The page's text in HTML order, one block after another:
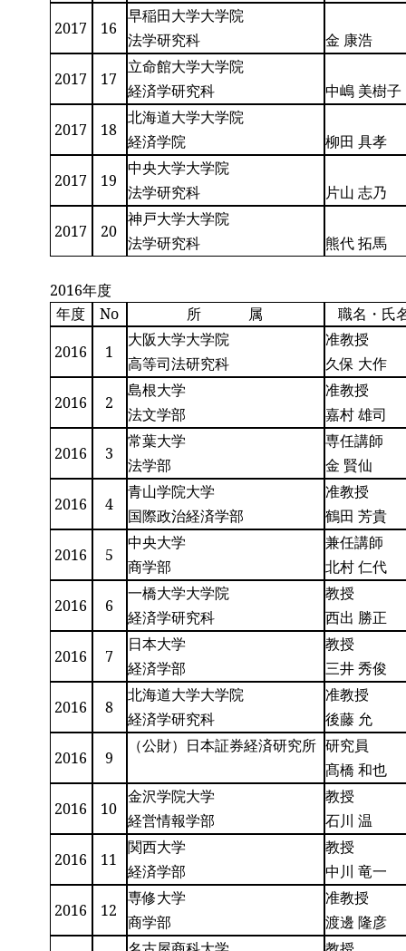
2017
16
早稲田大学大学院
法学研究科
金 康浩
2017
17
立命館大学大学院
経済学研究科
中嶋 美樹子
2017
18
北海道大学大学院
経済学院
柳田 具孝
2017
19
中央大学大学院
法学研究科
片山 志乃
2017
20
神戸大学大学院
法学研究科
熊代 拓馬
2016年度
年度
No 所 属
職名・氏
2016
1
大阪大学大学院
准教授
高等司法研究科
久保 大作
2016
2
島根大学
准教授
法文学部
嘉村 雄司
2016
3
常葉大学
専任講師
法学部
金 賢仙
2016
4
青山学院大学
准教授
国際政治経済学部
鶴田 芳貴
2016
5
中央大学
兼任講師
商学部
北村 仁代
2016
6
一橋大学大学院
教授
経済学研究科
西出 勝正
2016
7
日本大学
教授
経済学部
三井 秀俊
2016
8
北海道大学大学院
准教授
経済学研究科
後藤 允
2016
9
（公財）日本証券経済研究所 研究員
髙橋 和也
2016
10
金沢学院大学
教授
経営情報学部
石川 温
2016
11
関西大学
教授
経済学部
中川 竜一
2016
12
専修大学
准教授
商学部
渡邊 隆彦